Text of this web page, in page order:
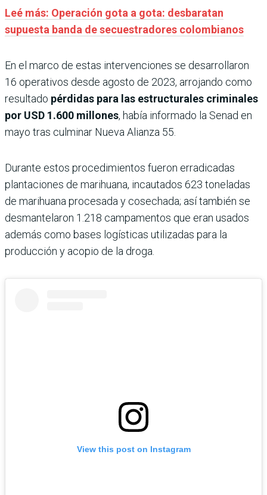
Leé más: Operación gota a gota: desbaratan
supuesta banda de secuestradores colombianos
En el marco de estas intervenciones se desarrollaron
16 operativos desde agosto de 2023, arrojando como
resultado pérdidas para las estructurales criminales
por USD 1.600 millones, había informado la Senad en
mayo tras culminar Nueva Alianza 55.
Durante estos procedimientos fueron erradicadas
plantaciones de marihuana, incautados 623 toneladas
de marihuana procesada y cosechada; así también se
desmantelaron 1.218 campamentos que eran usados
además como bases logísticas utilizadas para la
producción y acopio de la droga.
View this post on Instagram